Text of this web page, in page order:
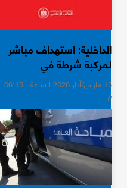
الداخلية: استهداف مباشر
لمركبة شرطة في
المحافظة الوسطى 15 مارس/آذار 2026 الساعة . 06:45
م